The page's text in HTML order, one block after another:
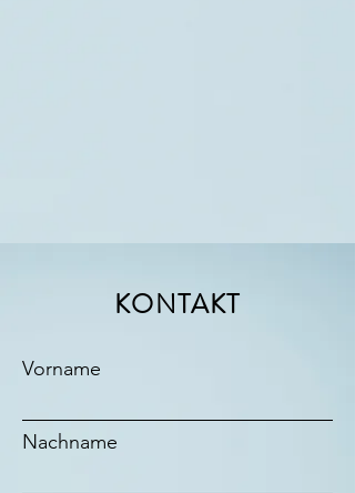
KONTAKT
Vorname
Nachname